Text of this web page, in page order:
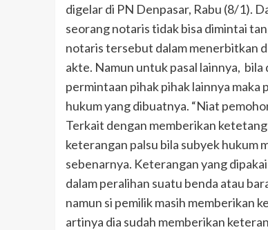
digelar di PN Denpasar, Rabu (8/1).
seorang notaris tidak bisa dimintai
notaris tersebut dalam menerbitkan
akte. Namun untuk pasal lainnya,
permintaan pihak pihak lainnya
hukum yang dibuatnya. “Niat
Terkait dengan memberikan
keterangan palsu bila subyek hukum
sebenarnya. Keterangan yang
dalam peralihan suatu benda atau
namun si pemilik masih memberikan
artinya dia sudah memberikan